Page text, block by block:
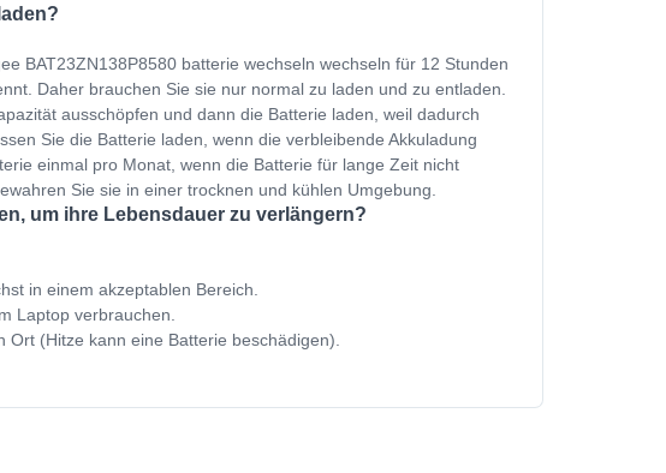
BAT23ZN138P8580 batterie wechseln wechseln für 12 Stunden
Daher brauchen Sie sie nur normal zu laden und zu entladen.
ausschöpfen und dann die Batterie laden, weil dadurch
Sie die Batterie laden, wenn die verbleibende Akkuladung
einmal pro Monat, wenn die Batterie für lange Zeit nicht
Sie sie in einer trocknen und kühlen Umgebung.
um ihre Lebensdauer zu verlängern?
in einem akzeptablen Bereich.
Laptop verbrauchen.
(Hitze kann eine Batterie beschädigen).